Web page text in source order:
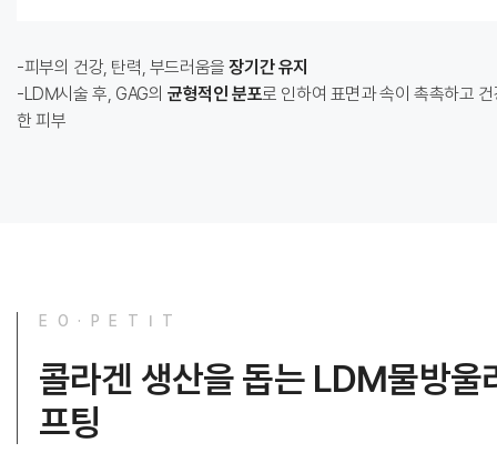
피부의 건강, 탄력, 부드러움을장기간 유지
LDM시술 후, GAG의균형적인 분포로 인하여 표면과 속이 촉촉하고 건
한 피부
E O · P E T I T
콜라겐 생산을 돕는 LDM물방울
프팅